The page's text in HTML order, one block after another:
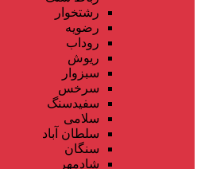
رشتخوار
رضویه
روداب
ریوش
سبزوار
سرخس
سفیدسنگ
سلامی
سلطان آباد
سنگان
شادمهر